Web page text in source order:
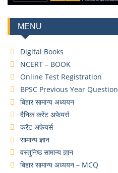
MENU
Digital Books
NCERT – BOOK
Online Test Registration
BPSC Previous Year Question
बिहार सामान्य अध्ययन
दैनिक करेंट अफेयर्स
करेंट अफेयर्स
सामान्य ज्ञान
वस्तुनिष्ठ सामान्य ज्ञान
बिहार सामान्य अध्ययन – MCQ